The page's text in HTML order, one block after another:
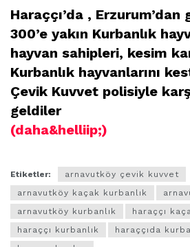
Haraççı’da ,
300’e yakın Kurbanlık
hayvan sahipleri, kesim
Kurbanlık hayvanlarını
Çevik Kuvvet polisiyle
geldiler
(daha&helliip;)
Etiketler:
arnavutköy çevik kuvvet
arnavutköy kaçak kurbanlık
arnavutköy kurbanlık
haraççı
haraççı kurbanlık
haraççıda